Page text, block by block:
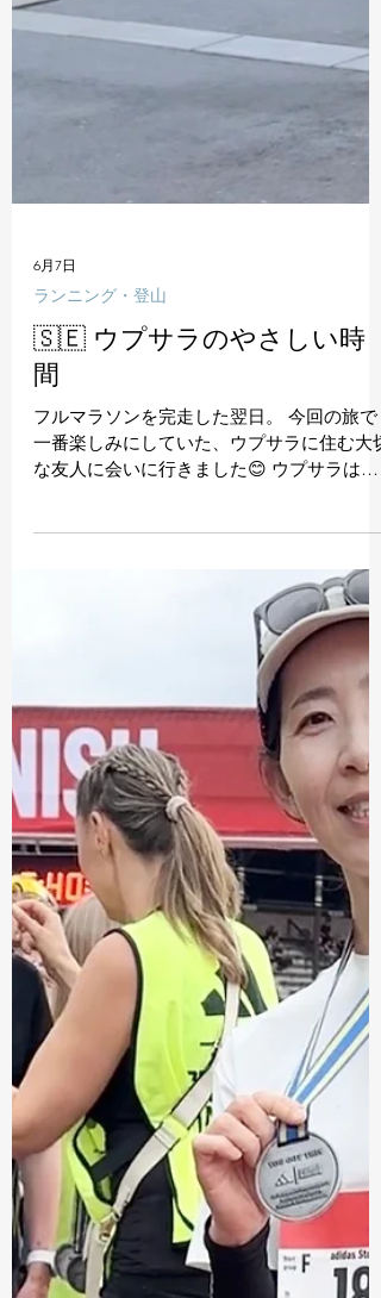
6月7日
ランニング・登山
🇸🇪 ウプサラのやさしい時
間
フルマラソンを完走した翌日。 今回の旅で
な友人に会いに行きました😊 ウプサラはス
場も予習して準備万端のはずでしたが、乗り
換えで迷ってしまいました💦 オロオロして
いると、通りすがりの男性がスウェーデン語
で声をかけてくれました。 言葉は全くわか
りませんでしたが、どうやら私は真逆の方向
へ向かっていたようです😂 おかげで無事に
ウプサラへ到着。 私も日本で困っている外
国の方を見かけたら、まずは日本語でも声を
かけてみようと思いました。 小さな駅だと
聞いていましたが、想像以上に立派な駅でし
た✨ 待ち合わせ場所の噴水⛲️へ向かうと、友
人とご主人、そして長男さんがお迎えに来て
くださっていました。 初めてお会いしたと
は思えないほど自然で、一緒にいることがと
ても心地よかったのを覚えています。 ウプ
サラは、スウェーデンで4番目に大きな都
市。 国内最古の大学である ウプサラ大学
や、北欧最大級の ウプサラ大聖堂 があり、
古くから学問や文化の中心として発展してき
た街です。...